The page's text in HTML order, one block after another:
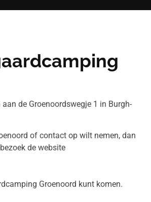
de Groenoordswegje 1 in Burgh-
of contact op wilt nemen, dan
de website
Groenoord kunt komen.